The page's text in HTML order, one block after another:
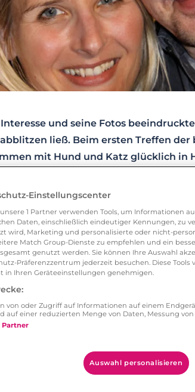
und seine Fotos
ließ. Beim ersten Treffen der
mit Hund und Katz glücklich in
bei LoveScout24 abmelden,
Interesse weckte. Wir hatten schon
hatte er nur ein Foto
Profil, was mich so sehr
schon getroffen hatte, sofort
unser Treffen noch etwas
bis zum Hals in Arbeit steckten. Da
in Berlin in Planung hatte, sollte
Tag früher Urlaub und folgte seiner
Einstellungscenter
1 Partner verwenden Tools, um Informationen
Daten, einschließlich eindeutiger Kennungen, zu
wird, Marketing und personalisierte oder nicht-
Match Group-Dienste zu empfehlen und ein
genutzt werden. Sie können Ihre Auswahl
Präferenzzentrum jederzeit besuchen. Diese
in Ihren Geräteeinstellungen genehmigen.
von oder Zugriff auf Informationen auf einem
auf einer reduzierten Menge von Daten, Messung
Partner
Auswahl personalisieren